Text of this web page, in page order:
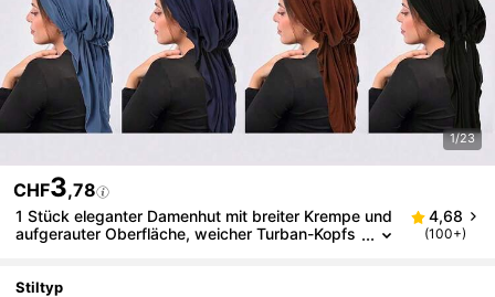
1/23
CHF3,78
1 Stück eleganter Damenhut mit breiter Krempe und
aufgerauter Oberfläche, weicher Turban-Kopfs
4,68
(100+)
Stiltyp